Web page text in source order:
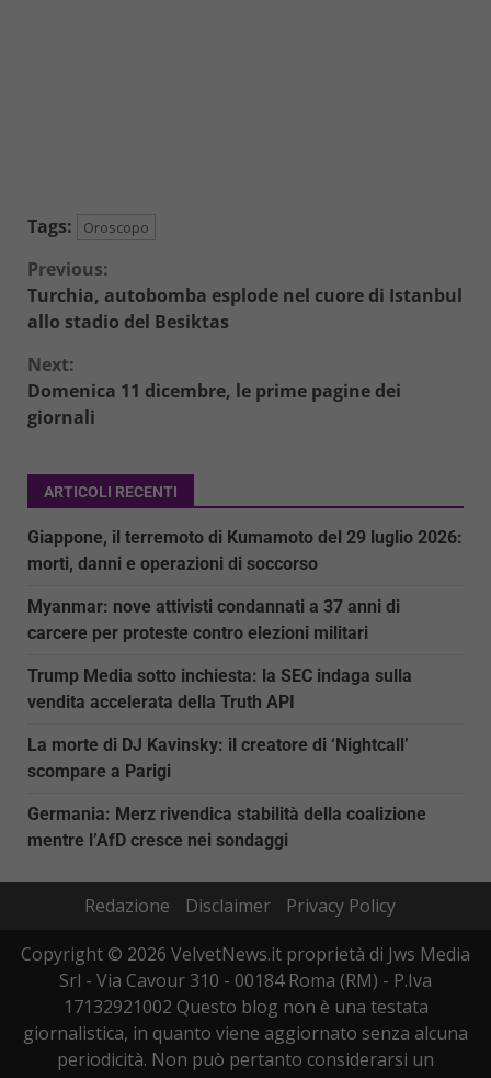
Tags: Oroscopo
Continue
Reading
Previous:
Turchia, autobomba esplode nel cuore di Istanbul
allo stadio del Besiktas
Next:
Domenica 11 dicembre, le prime pagine dei
giornali
ARTICOLI RECENTI
Giappone, il terremoto di Kumamoto del 29 luglio 2026:
morti, danni e operazioni di soccorso
Myanmar: nove attivisti condannati a 37 anni di
carcere per proteste contro elezioni militari
Trump Media sotto inchiesta: la SEC indaga sulla
vendita accelerata della Truth API
La morte di DJ Kavinsky: il creatore di ‘Nightcall’
scompare a Parigi
Germania: Merz rivendica stabilità della coalizione
mentre l’AfD cresce nei sondaggi
Redazione Disclaimer
Privacy Policy
Copyright © 2026 VelvetNews.it proprietà di Jws Media
Srl - Via Cavour 310 - 00184 Roma (RM) - P.Iva
17132921002 Questo blog non è una testata
giornalistica, in quanto viene aggiornato senza alcuna
periodicità. Non può pertanto considerarsi un